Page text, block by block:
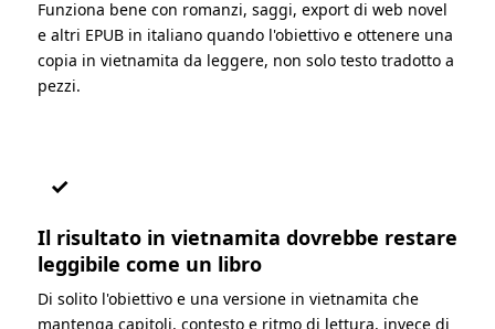
Funziona bene con romanzi, saggi, export di web novel
e altri EPUB in italiano quando l'obiettivo e ottenere una
copia in vietnamita da leggere, non solo testo tradotto a
pezzi.
✓
Il risultato in vietnamita dovrebbe restare
leggibile come un libro
Di solito l'obiettivo e una versione in vietnamita che
mantenga capitoli, contesto e ritmo di lettura, invece di